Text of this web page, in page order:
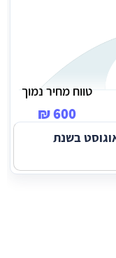
טווח מחיר נמוך
600 ₪
בשנת